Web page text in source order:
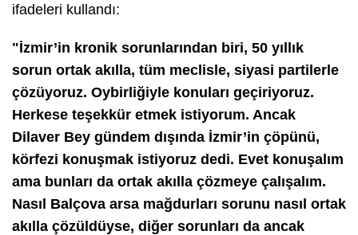
ifadeleri kullandı:
"İzmir’in kronik sorunlarından biri, 50 yıllık
sorun ortak akılla, tüm meclisle, siyasi partilerle
çözüyoruz. Oybirliğiyle konuları geçiriyoruz.
Herkese teşekkür etmek istiyorum. Ancak
Dilaver Bey gündem dışında İzmir’in çöpünü,
körfezi konuşmak istiyoruz dedi. Evet konuşalım
ama bunları da ortak akılla çözmeye çalışalım.
Nasıl Balçova arsa mağdurları sorunu nasıl ortak
akılla çözüldüyse, diğer sorunları da ancak